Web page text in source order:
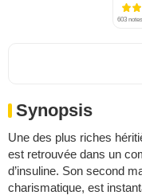
603
Synopsis
Une des plus riches
est retrouvée dans un
d’insuline. Son second
charismatique, est